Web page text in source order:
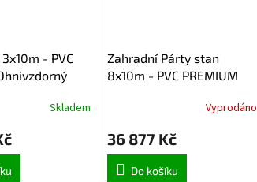
- PVC
Skladem
Zahradní Párty stan
8x10m - PVC PREMIUM
Vyprodáno
36 877 Kč
Do košíku